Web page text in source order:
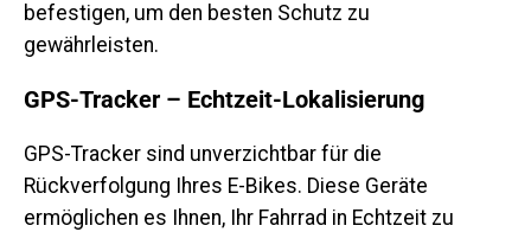
befestigen, um den besten Schutz zu
gewährleisten.
GPS-Tracker – Echtzeit-Lokalisierung
GPS-Tracker sind unverzichtbar für die
Rückverfolgung Ihres E-Bikes. Diese Geräte
ermöglichen es Ihnen, Ihr Fahrrad in Echtzeit zu